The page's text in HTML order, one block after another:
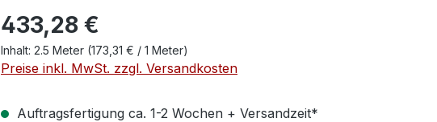
433,28 €
Inhalt: 2.5 Meter (173,31 € / 1 Meter)
Preise inkl. MwSt. zzgl. Versandkosten
Auftragsfertigung ca. 1-2 Wochen + Versandzeit*